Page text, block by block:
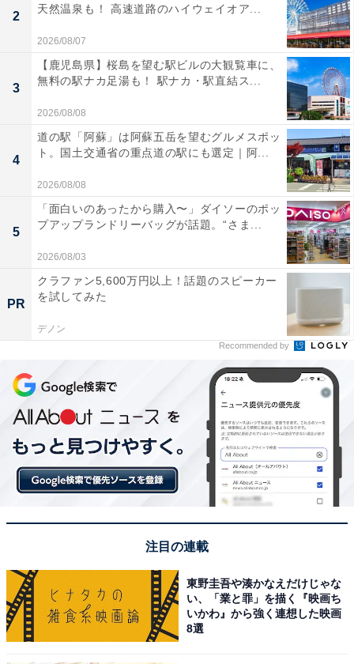
2
天然温泉も！ 高速道路のハイウェイオア...
2026/08/07
3
【鹿児島県】桜島を望む駅ビルの大観覧車に、
無料の駅ナカ足湯も！ 駅ナカ・駅直結ス...
2026/08/08
4
道の駅「阿蘇」は阿蘇五岳を望むグルメスポッ
ト。国土交通省の重点道の駅にも選定｜阿...
2026/08/08
5
「面白いのあったから購入〜」ダイソーのポッ
プアップランドリーバッグが話題。“さま...
2026/08/03
PR
クラファン5,600万円以上！話題のスピーカー
を試してみた
デノン
Recommended by
注目の連載
東野圭吾や湊かなえだけじゃな
い、「業と罪」を描く『映画ち
いかわ』から強く連想した映画
8選